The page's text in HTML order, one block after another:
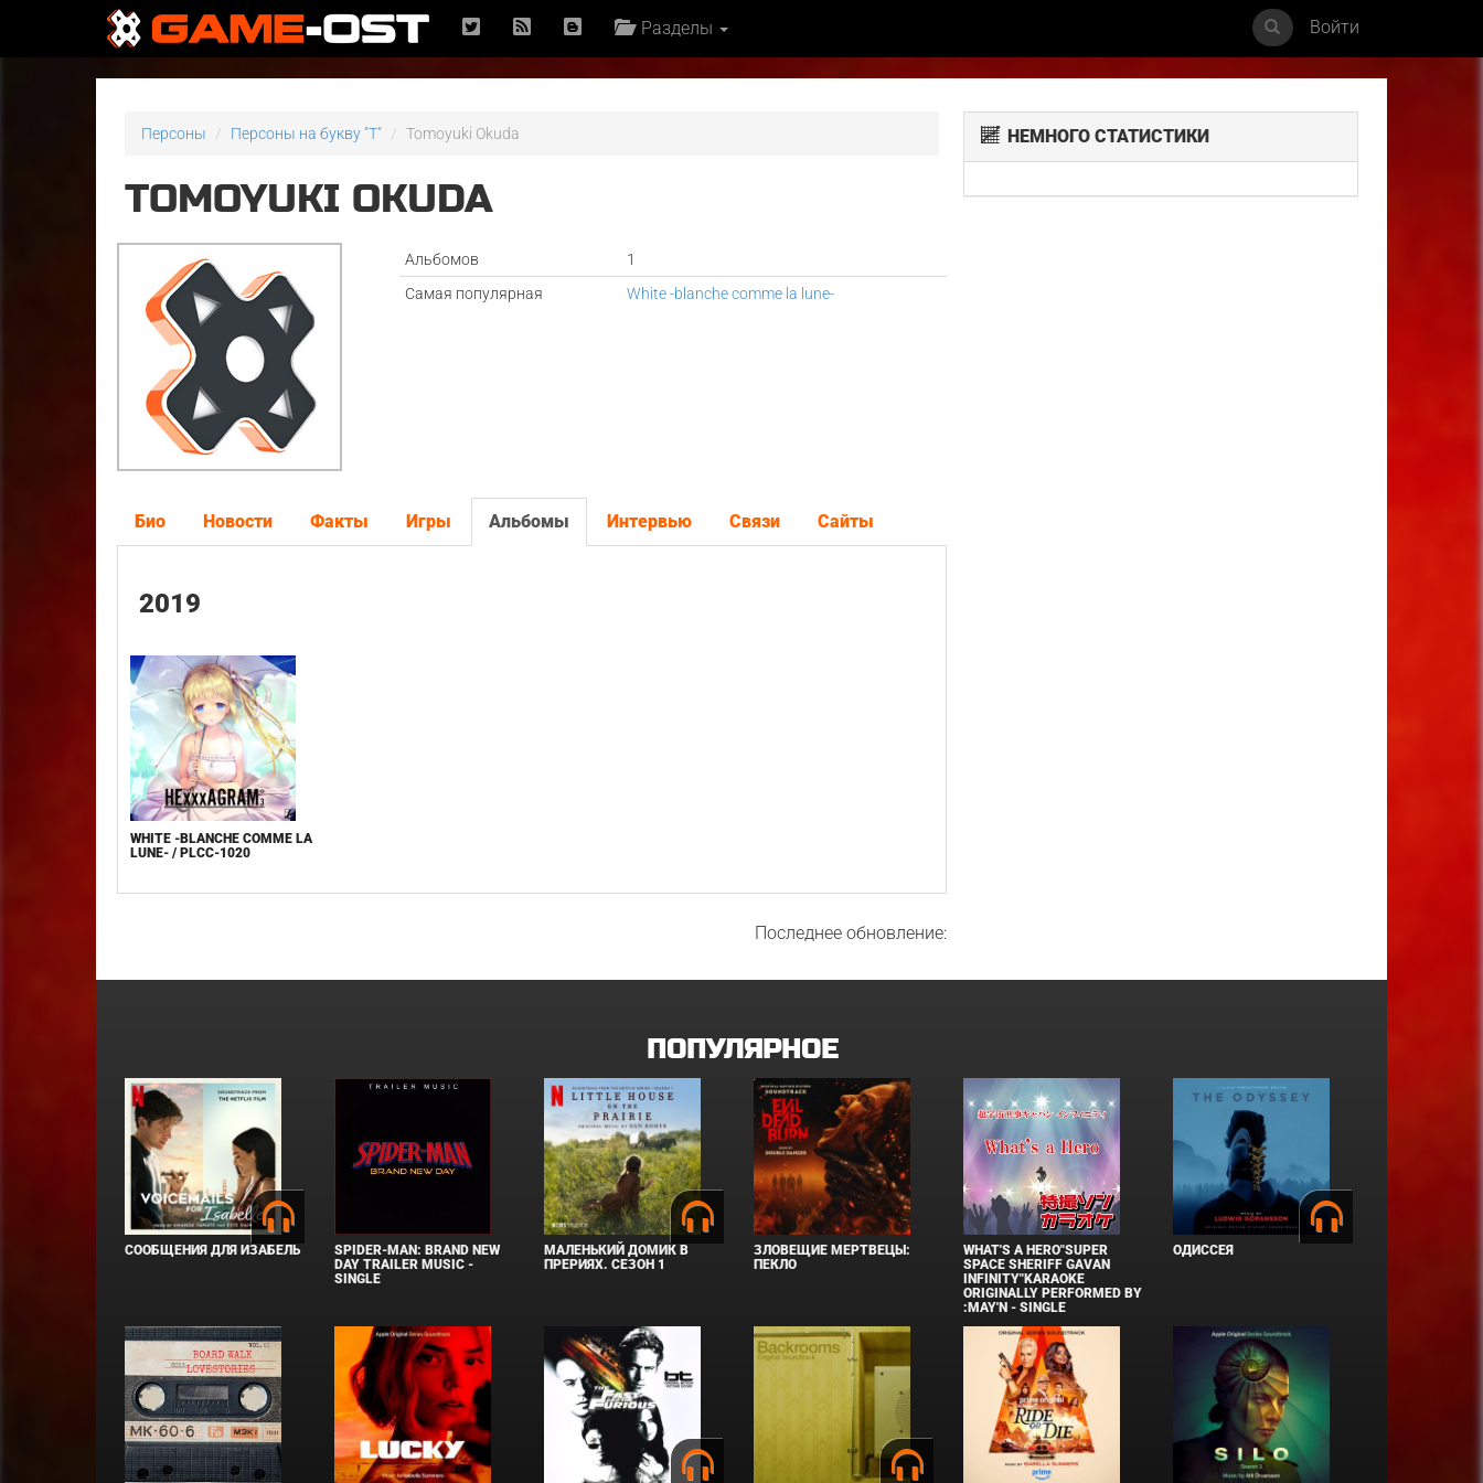
Разделы Войти
Персоны Персоны на букву "T" Tomoyuki Okuda
TOMOYUKI OKUDA
Альбомов
1
Самая популярная
White -blanche comme la lune-
Био Новости Факты Игры Альбомы Интервью Связи Сайты
2019
WHITE -BLANCHE COMME LA
LUNE- / PLCC-1020
Последнее обновление:
НЕМНОГО СТАТИСТИКИ
ПОПУЛЯРНОЕ
СООБЩЕНИЯ ДЛЯ ИЗАБЕЛЬ
SPIDER-MAN: BRAND NEW
DAY TRAILER MUSIC -
SINGLE
МАЛЕНЬКИЙ ДОМИК В
ПРЕРИЯХ. СЕЗОН 1
ЗЛОВЕЩИЕ МЕРТВЕЦЫ:
ПЕКЛО
WHAT'S A HERO"SUPER
SPACE SHERIFF GAVAN
INFINITY"KARAOKE
ORIGINALLY PERFORMED BY
:MAY'N - SINGLE
ОДИССЕЯ